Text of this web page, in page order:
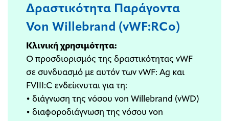
Δραστικότητα Παράγοντα
Von Willebrand (vWF:RCo)
Κλινική χρησιμότητα:
Ο προσδιορισμός της δραστικότητας vWF
σε συνδυασμό με αυτόν των vWF: Ag και
FVIII:C ενδείκνυται για τη:
• διάγνωση της νόσου von Willebrand (vWD)
• διαφοροδιάγνωση της νόσου von